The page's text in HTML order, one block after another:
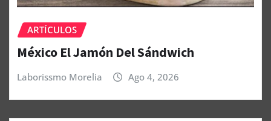
ARTÍCULOS
México El Jamón Del Sándwich
Laborissmo Morelia Ago 4, 2026